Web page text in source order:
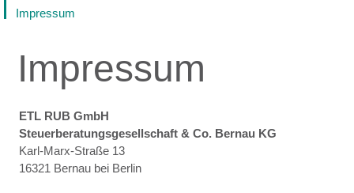
Impressum
Impressum
ETL RUB GmbH
Steuerberatungsgesellschaft & Co. Bernau KG
Karl-Marx-Straße 13
16321 Bernau bei Berlin